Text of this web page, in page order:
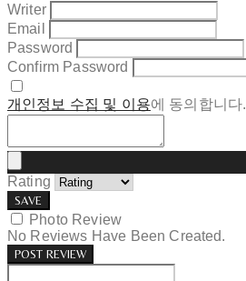
Writer
Email
Password
Confirm Password
개인정보 수집 및 이용에 동의합니다.
Rating
SAVE
Photo Review
No Reviews Have Been Created.
POST REVIEW